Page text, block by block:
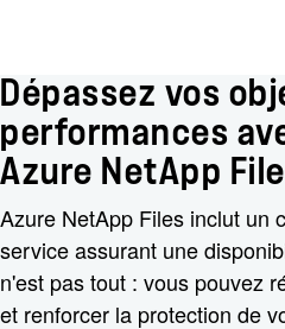
Dépassez vos
performances
Azure NetApp
Azure NetApp Files inclut un
service assurant une
n'est pas tout : vous pouvez
et renforcer la protection de